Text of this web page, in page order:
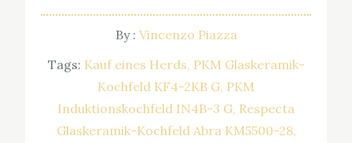
By : Vincenzo Piazza
Tags: Kauf eines Herds PKM Glaskeramik-
Kochfeld KF4-2KB G PKM
Induktionskochfeld IN4B-3 G Respecta
Glaskeramik-Kochfeld Abra KM5500-28